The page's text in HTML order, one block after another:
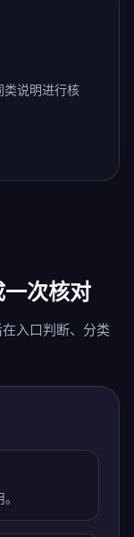
类说明进行核
次核对
入口判断、分类